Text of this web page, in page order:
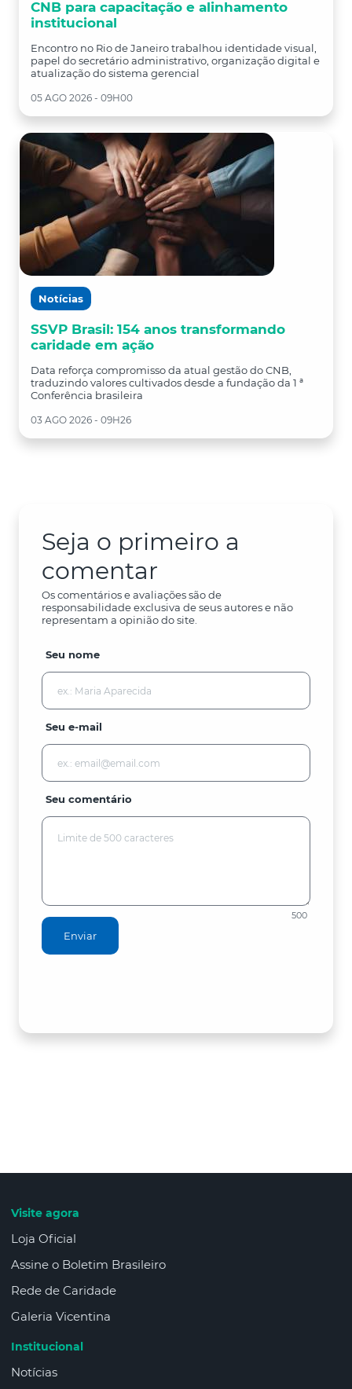
CNB para capacitação e alinhamento
institucional
Encontro no Rio de Janeiro trabalhou identidade visual,
papel do secretário administrativo, organização digital e
atualização do sistema gerencial
05 AGO 2026 - 09H00
Notícias
SSVP Brasil: 154 anos transformando
caridade em ação
Data reforça compromisso da atual gestão do CNB,
traduzindo valores cultivados desde a fundação da 1 ª
Conferência brasileira
03 AGO 2026 - 09H26
Seja o primeiro a
comentar
Os comentários e avaliações são de
responsabilidade exclusiva de seus autores e não
representam a opinião do site.
Seu nome
Seu e-mail
Seu comentário
500
Enviar
Visite agora
Loja Oficial
Assine o Boletim Brasileiro
Rede de Caridade
Galeria Vicentina
Institucional
Notícias